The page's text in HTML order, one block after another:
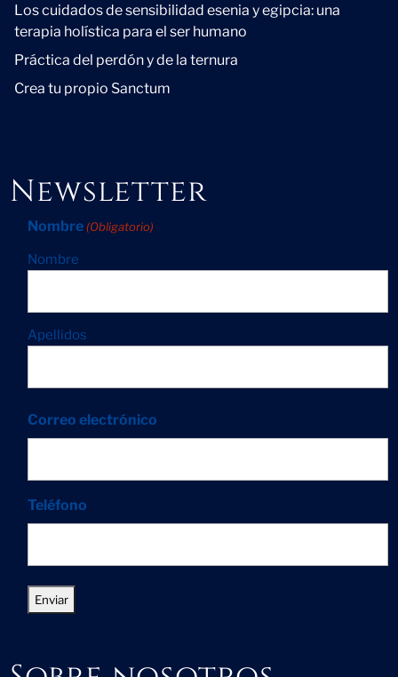
Los cuidados de sensibilidad esenia y egipcia: una
terapia holística para el ser humano
Práctica del perdón y de la ternura
Crea tu propio Sanctum
Newsletter
Nombre (Obligatorio)
Nombre
Apellidos
Correo electrónico
Teléfono